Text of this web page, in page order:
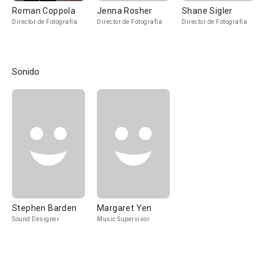
Roman Coppola
Director de Fotografía
Jenna Rosher
Director de Fotografía
Shane Sigler
Director de Fotografía
Sonido
Stephen Barden
Sound Designer
Margaret Yen
Music Supervisor